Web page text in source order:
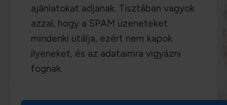
ajánlatokat adjanak. Tisztában vagyok
azzal, hogy a SPAM üzeneteket
mindenki utálja, ezért nem kapok
ilyeneket, és az adataimra vigyázni
fognak.